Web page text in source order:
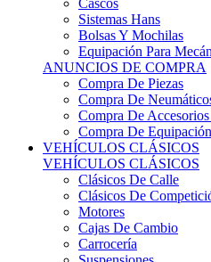
Cascos
Sistemas Hans
Bolsas Y Mochilas
Equipación Para
ANUNCIOS DE COMPRA
Compra De Piezas
Compra De
Compra De
Compra De Equipación
VEHÍCULOS CLÁSICOS
VEHÍCULOS CLÁSICOS
Clásicos De Calle
Clásicos De
Motores
Cajas De Cambio
Carrocería